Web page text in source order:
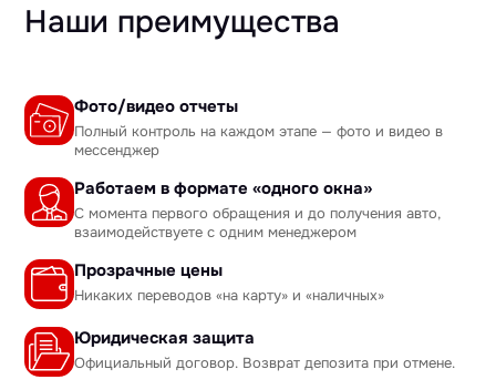
Наши преимущества
Фото/видео отчеты
Полный контроль на каждом этапе — фото и видео в
мессенджер
Работаем в формате «одного окна»
С момента первого обращения и до получения авто,
взаимодействуете с одним менеджером
Прозрачные цены
Никаких переводов «на карту» и «наличных»
Юридическая защита
Официальный договор. Возврат депозита при отмене.